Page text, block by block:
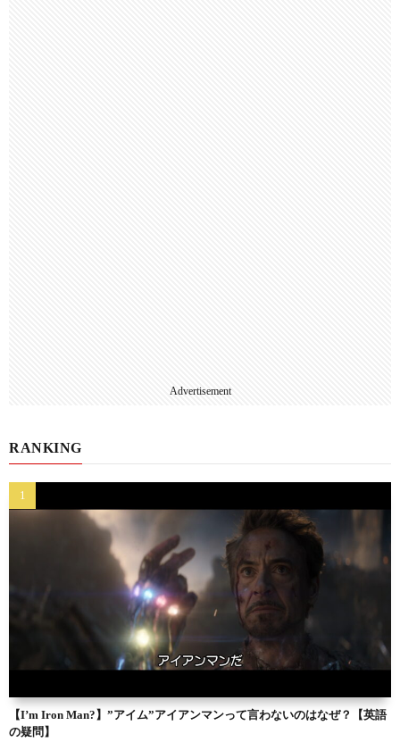
Advertisement
RANKING
【I’m Iron Man?】”アイム”アイアンマンって言わないのはなぜ？【英語
の疑問】